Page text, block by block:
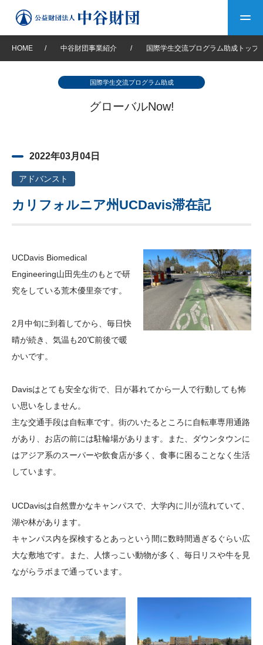
中谷財団について
設立趣意書
沿革 40年史デジタルブック
役員・評議員 公開情報
中谷財団レポート
中谷財団事業紹介
神戸賞 長期大型研究助成
大学院生奨学金
国際学生交流プログラ
科学教育振興助成・
次世代理系人材育成プ
ログラム助成
その他情報
基本方針
アクセス よくあるご質問
サイトマップ 中谷財団アーカイブ
マイページ
HOME / 中谷財団事業紹介 / 国際学生交流プログラム助成トップ
国際学生交流プログラム助成
グローバルNow!
2022年03月04日
アドバンスト
カリフォルニア州UCDavis滞在記
UCDavis Biomedical
Engineering山田先生のもとで研
究をしている荒木優里奈です。
2月中旬に到着してから、毎日快
晴が続き、気温も20℃前後で暖
かいです。
Davisはとても安全な街で、日が暮れてから一人で行動しても怖
い思いをしません。
主な交通手段は自転車です。街のいたるところに自転車専用通路
があり、お店の前には駐輪場があります。また、ダウンタウンに
はアジア系のスーパーや飲食店が多く、食事に困ることなく生活
しています。
UCDavisは自然豊かなキャンパスで、大学内に川が流れていて、
湖や林があります。
キャンパス内を探検するとあっという間に数時間過ぎるぐらい広
大な敷地です。また、人懐っこい動物が多く、毎日リスや牛を見
ながらラボまで通っています。